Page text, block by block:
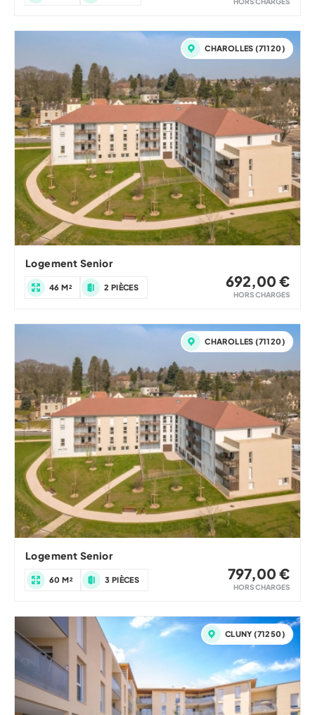
CHAROLLES (71120)
Logement Senior
46 M² 2 PIÈCES 692,00 €
HORS CHARGES
CHAROLLES (71120)
Logement Senior
60 M² 3 PIÈCES 797,00 €
HORS CHARGES
CLUNY (71250)